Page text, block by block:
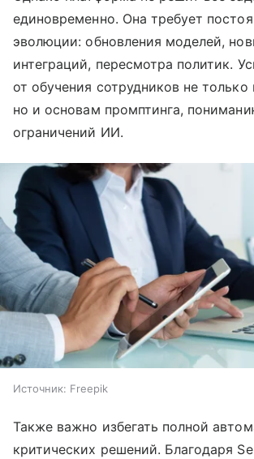
единовременно. Она требует
эволюции: обновления моделей,
интеграций, пересмотра политик.
от обучения сотрудников не только
но и основам промптинга,
ограничений ИИ.
Источник: Freepik
Также важно избегать полной
критических решений. Благодаря